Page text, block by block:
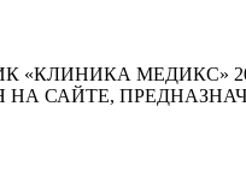
МЕДИКС»
САЙТЕ,